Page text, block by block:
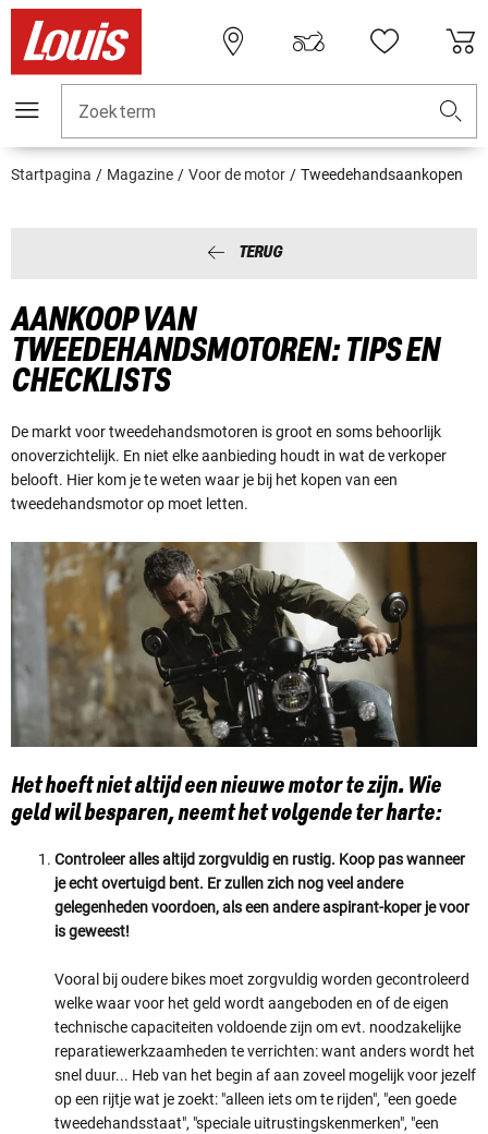
Zoekterm
Startpagina Magazine Voor de motor Tweedehandsaankopen
TERUG
AANKOOP VAN
TWEEDEHANDSMOTOREN: TIPS EN
CHECKLISTS
De markt voor tweedehandsmotoren is groot en soms behoorlijk
onoverzichtelijk. En niet elke aanbieding houdt in wat de verkoper
belooft. Hier kom je te weten waar je bij het kopen van een
tweedehandsmotor op moet letten.
Het hoeft niet altijd een nieuwe motor te zijn. Wie
geld wil besparen, neemt het volgende ter harte:
Controleer alles altijd zorgvuldig en rustig. Koop pas wanneer
je echt overtuigd bent. Er zullen zich nog veel andere
gelegenheden voordoen, als een andere aspirant-koper je voor
is geweest!
Vooral bij oudere bikes moet zorgvuldig worden gecontroleerd
welke waar voor het geld wordt aangeboden en of de eigen
technische capaciteiten voldoende zijn om evt. noodzakelijke
reparatiewerkzaamheden te verrichten: want anders wordt het
snel duur... Heb van het begin af aan zoveel mogelijk voor jezelf
op een rijtje wat je zoekt: "alleen iets om te rijden", "een goede
tweedehandsstaat", "speciale uitrustingskenmerken", "een